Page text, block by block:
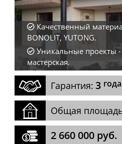
Качественный
BONOLIT, YUTONG.
Уникальные проекты -
мастерская.
Гарантия: 3 года
Общая
2 660 000 руб.